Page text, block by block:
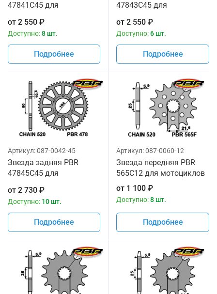
47841C45 для
от 2 550 ₽
Доступно:8 шт.
Подробнее
47843C45 для
от 2 550 ₽
Доступно:6 шт.
Подробнее
Артикул:087-0042-45
Звезда задняя PBR
47845C45 для
от 2 730 ₽
Доступно: 10 шт.
Подробнее
Артикул:087-0060-12
Звезда передняя PBR
565C12 для мотоциклов
от 1 100 ₽
Доступно:8 шт.
Подробнее